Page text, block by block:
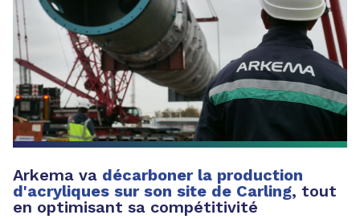
Arkema va décarboner la production
d'acryliques sur son site de Carling, tout
en optimisant sa compétitivité